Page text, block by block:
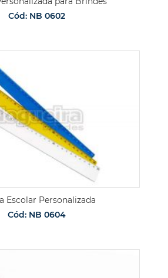
Cód: NB 0602
Escolar Personalizada
Cód: NB 0604